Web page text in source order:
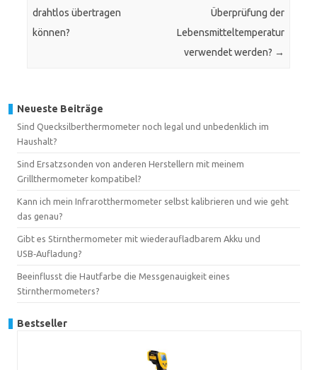
drahtlos übertragen
können?
Überprüfung der
Lebensmitteltemperatur
verwendet werden? →
Neueste Beiträge
Sind Quecksilberthermometer noch legal und unbedenklich im
Haushalt?
Sind Ersatzsonden von anderen Herstellern mit meinem
Grillthermometer kompatibel?
Kann ich mein Infrarotthermometer selbst kalibrieren und wie geht
das genau?
Gibt es Stirnthermometer mit wiederaufladbarem Akku und
USB‑Aufladung?
Beeinflusst die Hautfarbe die Messgenauigkeit eines
Stirnthermometers?
Bestseller